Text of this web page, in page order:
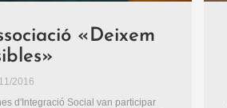
«Deixem
2016
d'Integració Social van participar